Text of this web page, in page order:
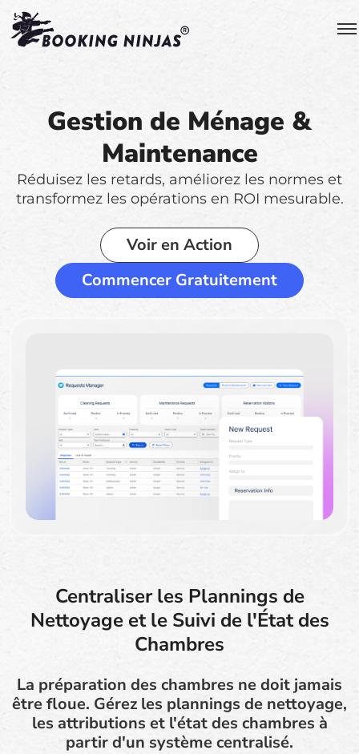
Gestion de Ménage &
Maintenance
Réduisez les retards, améliorez les normes et
transformez les opérations en ROI mesurable.
Voir en Action
Commencer Gratuitement
Centraliser les Plannings de
Nettoyage et le Suivi de l'État des
Chambres
La préparation des chambres ne doit jamais
être floue. Gérez les plannings de nettoyage,
les attributions et l'état des chambres à
partir d'un système centralisé.